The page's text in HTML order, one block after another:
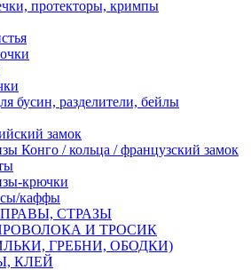
протекторы, кримпы
бусин, разделители, бейлы
замок
Конго / кольца / французский замок
крючки
каффы
СТРАЗЫ
И ТРОСИК
ГРЕБНИ, ОБОДКИ)
КЛЕЙ